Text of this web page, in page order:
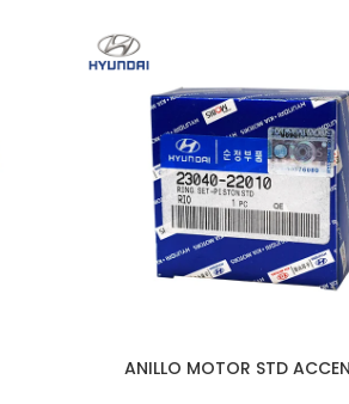
AÑADIR AL CARRITO
ANILLO MOTOR STD